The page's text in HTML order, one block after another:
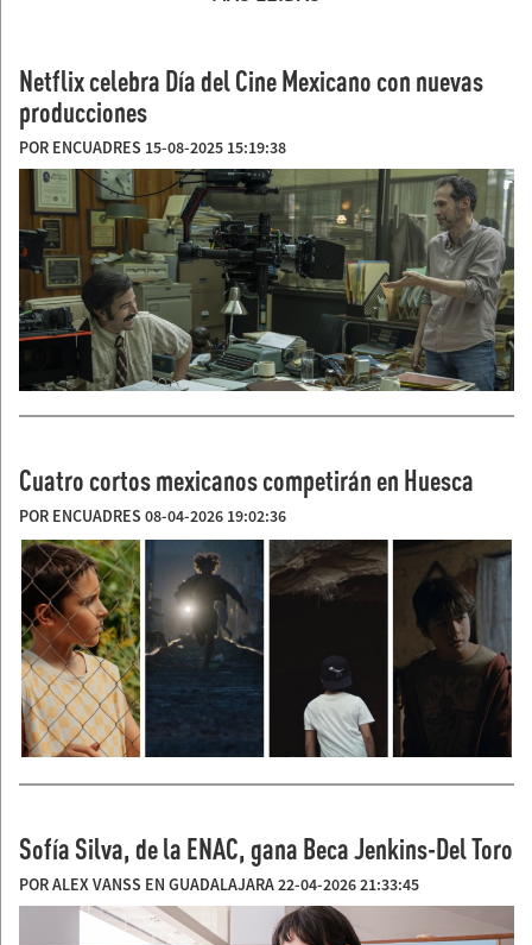
Netflix celebra Día del Cine Mexicano con nuevas
producciones
POR ENCUADRES 15-08-2025 15:19:38
Cuatro cortos mexicanos competirán en Huesca
POR ENCUADRES 08-04-2026 19:02:36
Sofía Silva, de la ENAC, gana Beca Jenkins-Del Toro
POR ALEX VANSS EN GUADALAJARA 22-04-2026 21:33:45